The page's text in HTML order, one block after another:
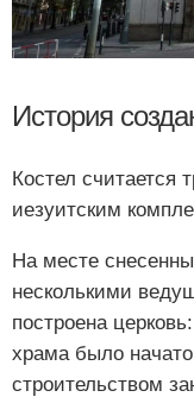
История
Костел считается
иезуитским
На месте
несколькими
построена
храма было
строительством